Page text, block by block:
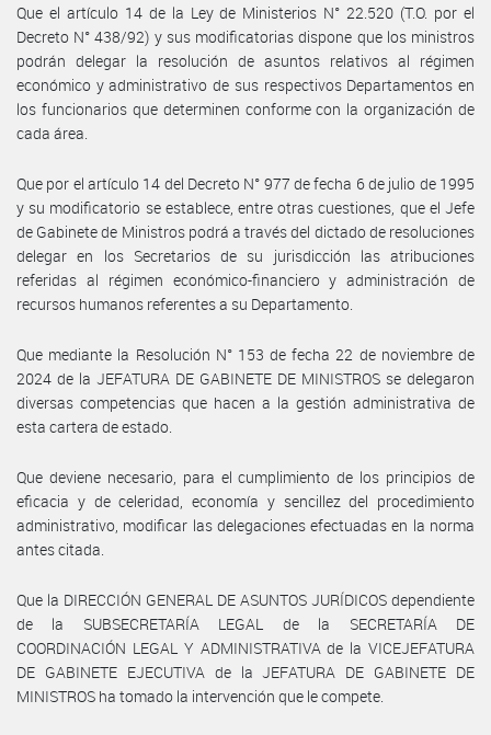
Que el artículo 14 de la Ley de Ministerios N° 22.520 (T.O. por el
Decreto N° 438/92) y sus modificatorias dispone que los ministros
podrán delegar la resolución de asuntos relativos al régimen
económico y administrativo de sus respectivos Departamentos en
los funcionarios que determinen conforme con la organización de
cada área.
Que por el artículo 14 del Decreto N° 977 de fecha 6 de julio de 1995
y su modificatorio se establece, entre otras cuestiones, que el Jefe
de Gabinete de Ministros podrá a través del dictado de resoluciones
delegar en los Secretarios de su jurisdicción las atribuciones
referidas al régimen económico-financiero y administración de
recursos humanos referentes a su Departamento.
Que mediante la Resolución N° 153 de fecha 22 de noviembre de
2024 de la JEFATURA DE GABINETE DE MINISTROS se delegaron
diversas competencias que hacen a la gestión administrativa de
esta cartera de estado.
Que deviene necesario, para el cumplimiento de los principios de
eficacia y de celeridad, economía y sencillez del procedimiento
administrativo, modificar las delegaciones efectuadas en la norma
antes citada.
Que la DIRECCIÓN GENERAL DE ASUNTOS JURÍDICOS dependiente
de la SUBSECRETARÍA LEGAL de la SECRETARÍA DE
COORDINACIÓN LEGAL Y ADMINISTRATIVA de la VICEJEFATURA
DE GABINETE EJECUTIVA de la JEFATURA DE GABINETE DE
MINISTROS ha tomado la intervención que le compete.